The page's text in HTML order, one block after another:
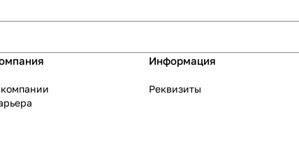
Информация
Реквизиты